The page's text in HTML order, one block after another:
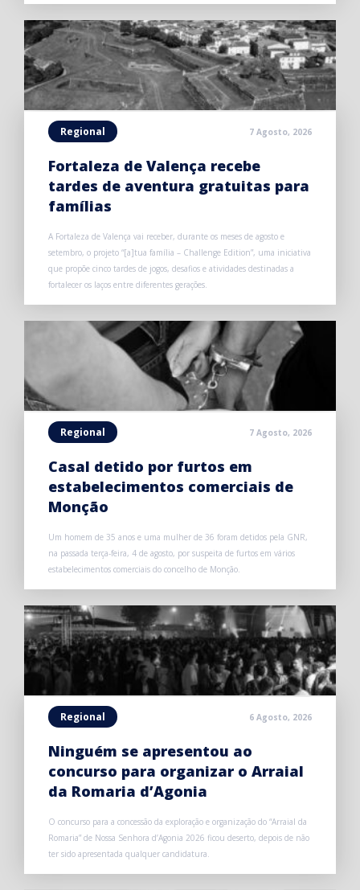
Regional 7 Agosto, 2026
Fortaleza de Valença recebe
tardes de aventura gratuitas para
famílias
A Fortaleza de Valença vai receber, durante os meses de agosto e
setembro, o projeto “[a]tua família – Challenge Edition”, uma iniciativa
que propõe cinco tardes de jogos, desafios e atividades destinadas a
fortalecer os laços entre diferentes gerações.
Regional 7 Agosto, 2026
Casal detido por furtos em
estabelecimentos comerciais de
Monção
Um homem de 35 anos e uma mulher de 36 foram detidos pela GNR,
na passada terça-feira, 4 de agosto, por suspeita de furtos em vários
estabelecimentos comerciais do concelho de Monção.
Regional 6 Agosto, 2026
Ninguém se apresentou ao
concurso para organizar o Arraial
da Romaria d’Agonia
O concurso para a concessão da exploração e organização do “Arraial da
Romaria” de Nossa Senhora d’Agonia 2026 ficou deserto, depois de não
ter sido apresentada qualquer candidatura.